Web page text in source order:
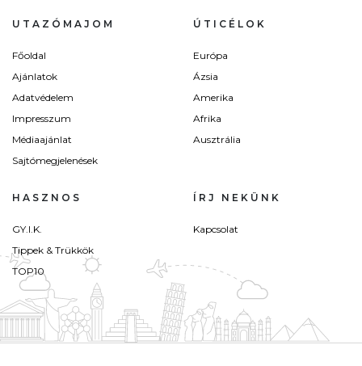
UTAZÓMAJOM
Főoldal
Ajánlatok
Adatvédelem
Impresszum
Médiaajánlat
Sajtómegjelenések
ÚTICÉLOK
Európa
Ázsia
Amerika
Afrika
Ausztrália
HASZNOS
GY.I.K.
Tippek & Trükkök
TOP10
ÍRJ NEKÜNK
Kapcsolat